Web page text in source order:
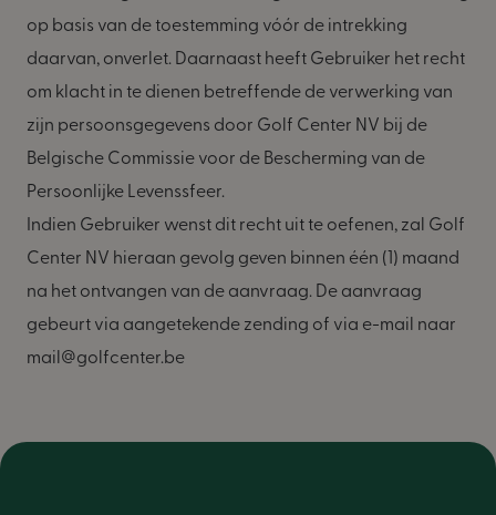
op basis van de toestemming vóór de intrekking
daarvan, onverlet. Daarnaast heeft Gebruiker het recht
om klacht in te dienen betreffende de verwerking van
zijn persoonsgegevens door Golf Center NV bij de
Belgische Commissie voor de Bescherming van de
Persoonlijke Levenssfeer.
Indien Gebruiker wenst dit recht uit te oefenen, zal Golf
Center NV hieraan gevolg geven binnen één (1) maand
na het ontvangen van de aanvraag. De aanvraag
gebeurt via aangetekende zending of via e-mail naar
mail@golfcenter.be